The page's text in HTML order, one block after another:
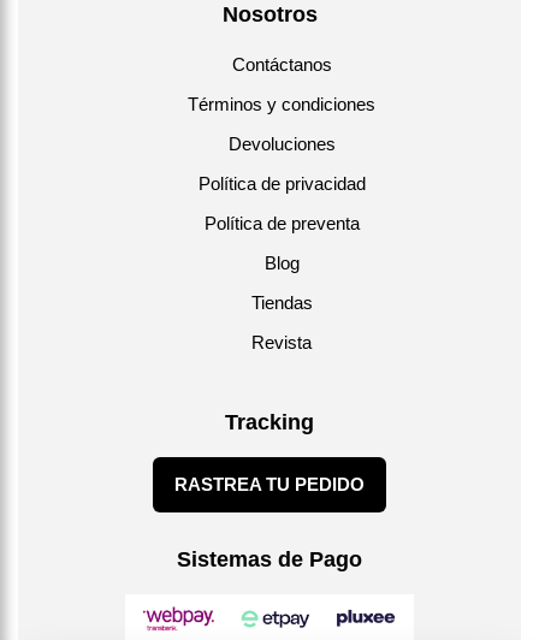
Nosotros
Contáctanos
Términos y condiciones
Devoluciones
Política de privacidad
Política de preventa
Blog
Tiendas
Revista
Tracking
RASTREA TU PEDIDO
Sistemas de Pago